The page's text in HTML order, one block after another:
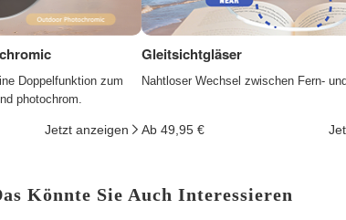
Doppelfunktion zum
photochrom.
Jetzt anzeigen
Gleitsichtgläser
Nahtloser Wechsel zwischen Fern-
Ab 49,95 €
Könnte Sie Auch Interessieren